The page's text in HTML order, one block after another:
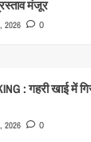
मंजूर
2026 0
: गहरी खाई में
2026 0